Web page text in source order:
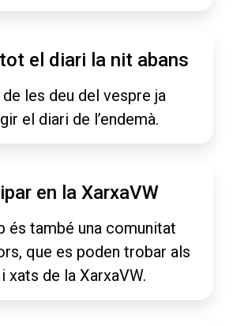
el diari la nit abans
les deu del vespre ja
el diari de l’endemà.
en la XarxaVW
és també una comunitat
que es poden trobar als
xats de la XarxaVW.